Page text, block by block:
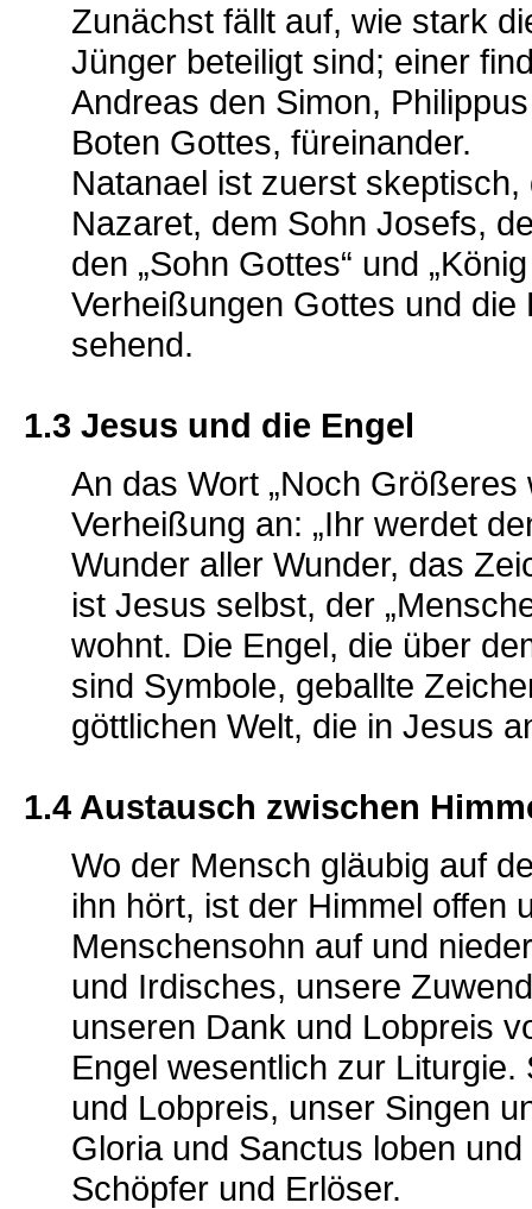
Zunächst fällt auf, wie stark
Jünger beteiligt sind; einer
Andreas den Simon,
Boten Gottes, füreinander.
Natanael ist zuerst
Nazaret, dem Sohn Josefs,
den „Sohn Gottes“ und
Verheißungen Gottes und
sehend.
1.3 Jesus und die Engel
An das Wort „Noch
Verheißung an: „Ihr werdet
Wunder aller Wunder, das
ist Jesus selbst, der
wohnt. Die Engel, die über
sind Symbole, geballte
göttlichen Welt, die in Jesus
1.4 Austausch zwischen
Wo der Mensch gläubig auf
ihn hört, ist der Himmel offen
Menschensohn auf und
und Irdisches, unsere
unseren Dank und Lobpreis
Engel wesentlich zur
und Lobpreis, unser Singen
Gloria und Sanctus loben
Schöpfer und Erlöser.